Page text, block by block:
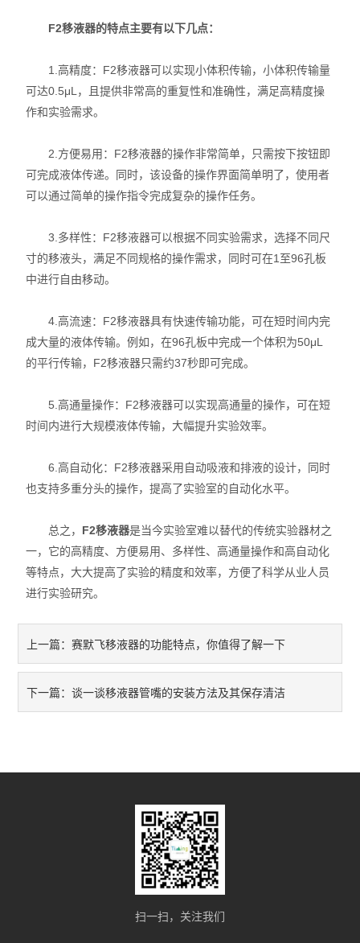
高压灭菌器
实验室天平
F2移液器的特点主要有以下几点：
1.高精度：F2移液器可以实现小体积传输，小体积传输量
可达0.5μL，且提供非常高的重复性和准确性，满足高精度操
作和实验需求。
2.方便易用：F2移液器的操作非常简单，只需按下按钮即
可完成液体传递。同时，该设备的操作界面简单明了，使用者
可以通过简单的操作指令完成复杂的操作任务。
3.多样性：F2移液器可以根据不同实验需求，选择不同尺
寸的移液头，满足不同规格的操作需求，同时可在1至96孔板
中进行自由移动。
4.高流速：F2移液器具有快速传输功能，可在短时间内完
成大量的液体传输。例如，在96孔板中完成一个体积为50μL
的平行传输，F2移液器只需约37秒即可完成。
5.高通量操作：F2移液器可以实现高通量的操作，可在短
时间内进行大规模液体传输，大幅提升实验效率。
6.高自动化：F2移液器采用自动吸液和排液的设计，同时
也支持多重分头的操作，提高了实验室的自动化水平。
总之， F2移液器是当今实验室难以替代的传统实验器材之
一，它的高精度、方便易用、多样性、高通量操作和高自动化
等特点，大大提高了实验的精度和效率，方便了科学从业人员
进行实验研究。
上一篇：赛默飞移液器的功能特点，你值得了解一下
下一篇：谈一谈移液器管嘴的安装方法及其保存清洁
扫一扫，关注我们